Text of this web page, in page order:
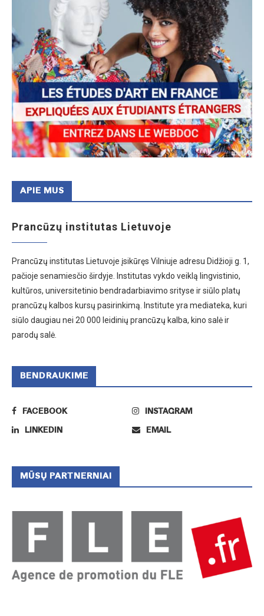
APIE MUS
Prancūzų institutas Lietuvoje
Prancūzų institutas Lietuvoje įsikūręs Vilniuje adresu Didžioji g. 1,
pačioje senamiesčio širdyje. Institutas vykdo veiklą lingvistinio,
kultūros, universitetinio bendradarbiavimo srityse ir siūlo platų
prancūzų kalbos kursų pasirinkimą. Institute yra mediateka, kuri
siūlo daugiau nei 20 000 leidinių prancūzų kalba, kino salė ir
parodų salė.
BENDRAUKIME
FACEBOOK INSTAGRAM
LINKEDIN EMAIL
MŪSŲ PARTNERNIAI